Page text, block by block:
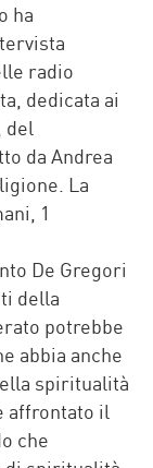
ha
radio
dedicata ai
del
da Andrea
La
1
De Gregori
della
potrebbe
abbia anche
spiritualità
affrontato il
che